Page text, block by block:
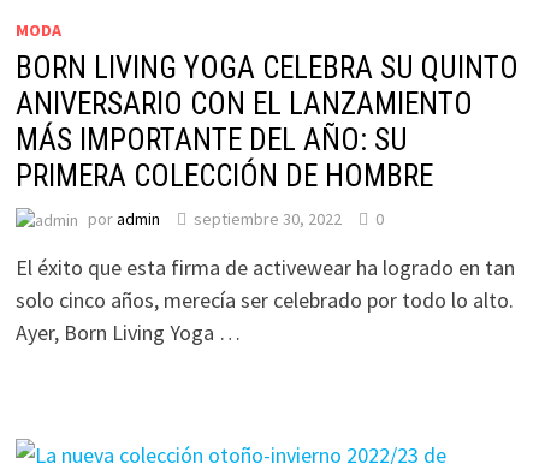
MODA
BORN LIVING YOGA CELEBRA SU QUINTO
ANIVERSARIO CON EL LANZAMIENTO
MÁS IMPORTANTE DEL AÑO: SU
PRIMERA COLECCIÓN DE HOMBRE
poradmin septiembre 30, 2022 0
El éxito que esta firma de activewear ha logrado en tan
solo cinco años, merecía ser celebrado por todo lo alto.
Ayer, Born Living Yoga …